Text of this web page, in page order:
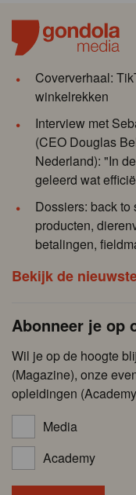
Coververhaal:
winkelrekken
Interview met
(CEO Douglas
Nederland): "In
geleerd wat
Dossiers: back to
producten,
betalingen,
Bekijk de
Abonneer je op
Wil je op de hoogte
(Magazine), onze
opleidingen
Media
Academy